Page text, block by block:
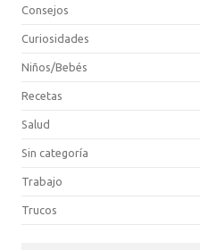
Consejos
Curiosidades
Niños/Bebés
Recetas
Salud
Sin categoría
Trabajo
Trucos